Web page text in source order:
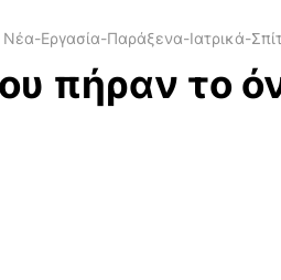
Νέα-Εργασία-Παράξενα-Ιατρικά-
πήραν το